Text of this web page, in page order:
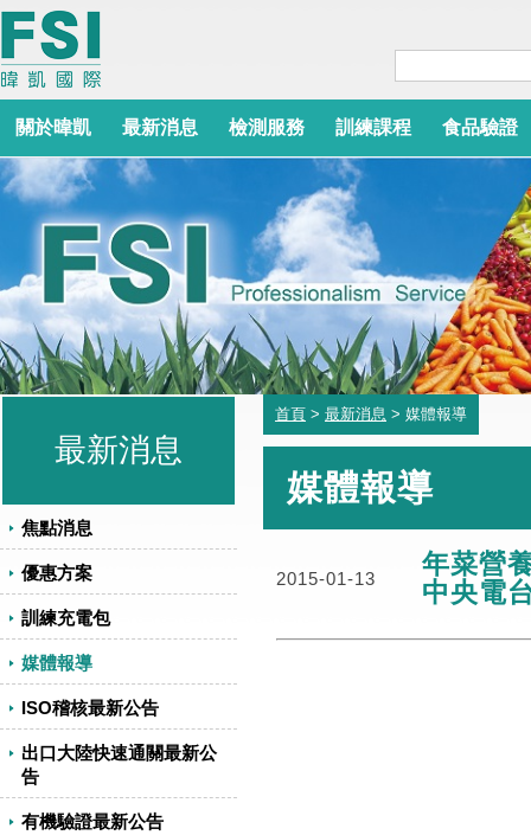
關於暐凱 最新消息 檢測服務 訓練課程 食品驗證
最新消息
焦點消息
優惠方案
訓練充電包
媒體報導
ISO稽核最新公告
出口大陸快速通關最新公
告
有機驗證最新公告
首頁 > 最新消息 > 媒體報導
媒體報導
2015-01-13
年菜營
中央電